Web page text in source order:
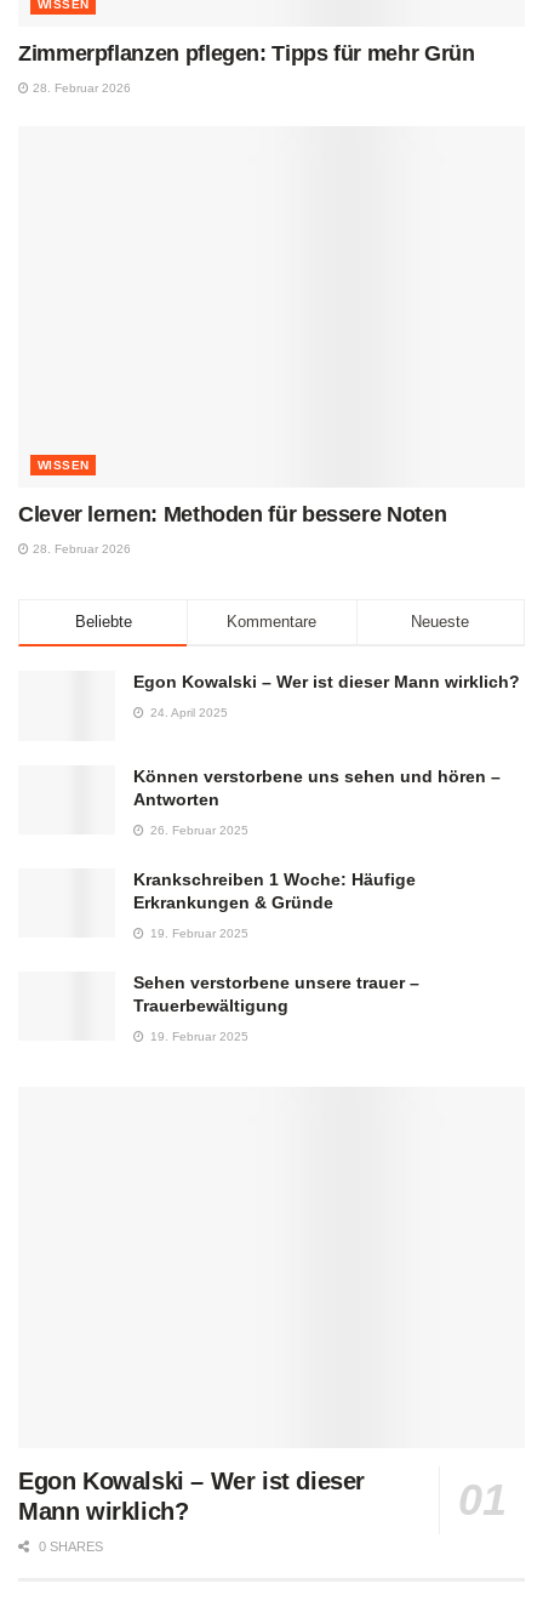
WISSEN
Zimmerpflanzen pflegen: Tipps für mehr Grün
28. Februar 2026
WISSEN
Clever lernen: Methoden für bessere Noten
28. Februar 2026
Beliebte Kommentare Neueste
Egon Kowalski – Wer ist dieser Mann wirklich?
24. April 2025
Können verstorbene uns sehen und hören –
Antworten
26. Februar 2025
Krankschreiben 1 Woche: Häufige
Erkrankungen & Gründe
19. Februar 2025
Sehen verstorbene unsere trauer –
Trauerbewältigung
19. Februar 2025
Egon Kowalski – Wer ist dieser
Mann wirklich?
0 SHARES